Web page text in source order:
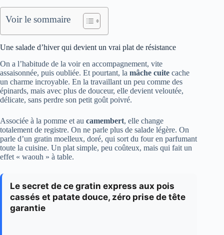
Voir le sommaire
Une salade d’hiver qui devient un vrai plat de résistance
On a l’habitude de la voir en accompagnement, vite
assaisonnée, puis oubliée. Et pourtant, la mâche cuite cache
un charme incroyable. En la travaillant un peu comme des
épinards, mais avec plus de douceur, elle devient veloutée,
délicate, sans perdre son petit goût poivré.
Associée à la pomme et au camembert, elle change
totalement de registre. On ne parle plus de salade légère. On
parle d’un gratin moelleux, doré, qui sort du four en parfumant
toute la cuisine. Un plat simple, peu coûteux, mais qui fait un
effet « waouh » à table.
Le secret de ce gratin express aux pois
cassés et patate douce, zéro prise de tête
garantie